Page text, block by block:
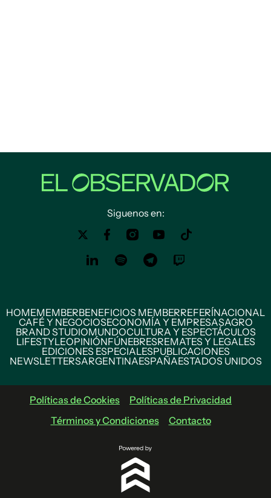
Siguenos en:
HOMEMEMBERBENEFICIOS MEMBERREFERÍNACIONAL
CAFÉ Y NEGOCIOSECONOMÍA Y EMPRESASAGRO
BRAND STUDIOMUNDOCULTURA Y ESPECTÁCULOS
LIFESTYLEOPINIÓNFÚNEBRESREMATES Y LEGALES
EDICIONES ESPECIALESPUBLICACIONES
NEWSLETTERSARGENTINAESPAÑAESTADOS UNIDOS
Políticas de Cookies
Políticas de Privacidad
Términos y Condiciones
Contacto